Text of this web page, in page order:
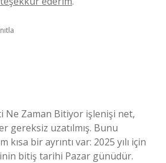
Ne Zaman Bitiyor işlenişi net,
gereksiz uzatılmış. Bunu
kısa bir ayrıntı var: 2025 yılı için
bitiş tarihi Pazar günüdür.